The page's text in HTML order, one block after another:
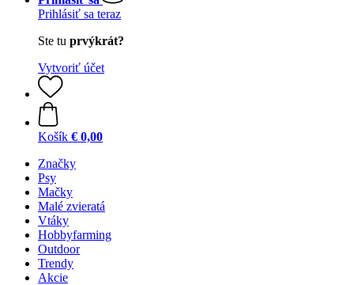
Prihlásiť sa teraz
Ste tu prvýkrát?
Vytvoriť účet
Košík € 0,00
Značky
Psy
Mačky
Malé zvieratá
Vtáky
Hobbyfarming
Outdoor
Trendy
Akcie